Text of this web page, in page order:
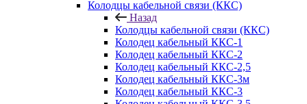
Колодцы кабельной связи (ККС)
Назад
Колодцы кабельной связи (ККС)
Колодец кабельный ККС-1
Колодец кабельный ККС-2
Колодец кабельный ККС-2,5
Колодец кабельный ККС-3м
Колодец кабельный ККС-3